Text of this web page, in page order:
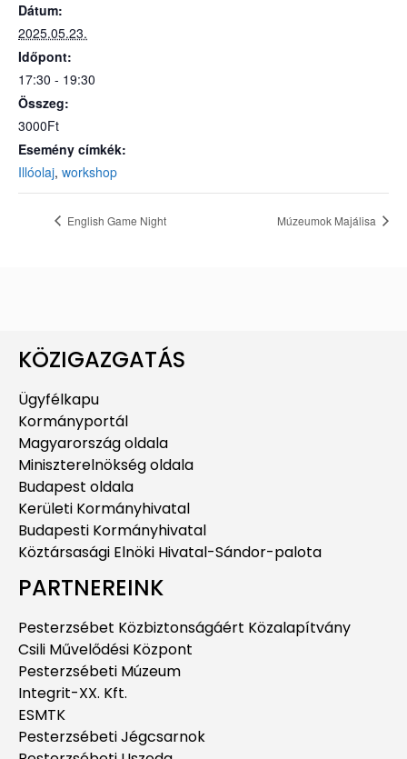
Dátum:
2025.05.23.
Időpont:
17:30 - 19:30
Összeg:
3000Ft
Esemény címkék:
Illóolaj, workshop
English Game Night Múzeumok Majálisa
KÖZIGAZGATÁS
Ügyfélkapu
Kormányportál
Magyarország oldala
Miniszterelnökség oldala
Budapest oldala
Kerületi Kormányhivatal
Budapesti Kormányhivatal
Köztársasági Elnöki Hivatal-Sándor-palota
PARTNEREINK
Pesterzsébet Közbiztonságáért Közalapítvány
Csili Művelődési Központ
Pesterzsébeti Múzeum
Integrit-XX. Kft.
ESMTK
Pesterzsébeti Jégcsarnok